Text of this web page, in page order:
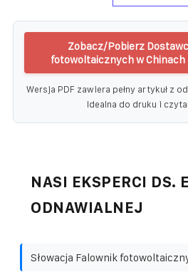
Zobacz/Pobierz
fotowoltaicznych w Chinach
Wersja PDF zawiera pełny artykuł z
Idealna do druku i
NASI EKSPERCI DS.
ODNAWIALNEJ
Słowacja Falownik